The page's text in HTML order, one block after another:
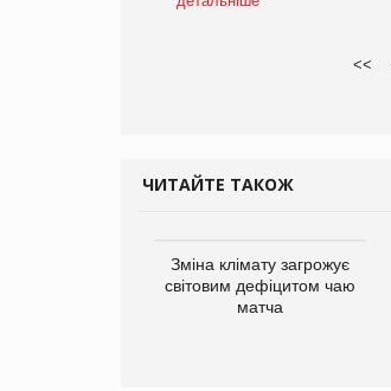
<<
ЧИТАЙТЕ ТАКОЖ
Зміна клімату загрожує
світовим дефіцитом чаю
матча